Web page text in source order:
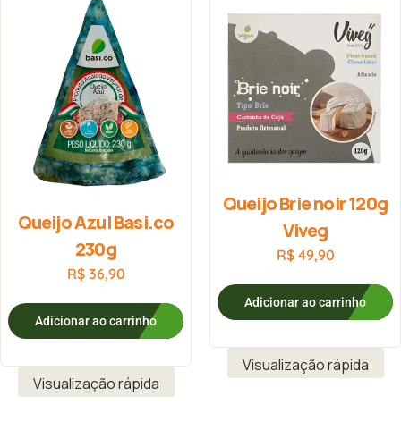
Queijo Azul Basi.co
230g
R$36,90
Adicionar ao carrinho
Visualização rápida
Queijo Brie noir 120g
Viveg
R$49,90
Adicionar ao carrinho
Visualização rápida